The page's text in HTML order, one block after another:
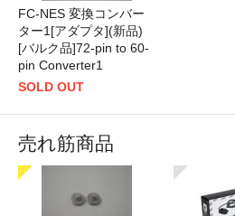
FC-NES 変換コンバー
ター1[アダプタ](新品)
[バルク品]72-pin to 60-
pin Converter1
SOLD OUT
売れ筋商品